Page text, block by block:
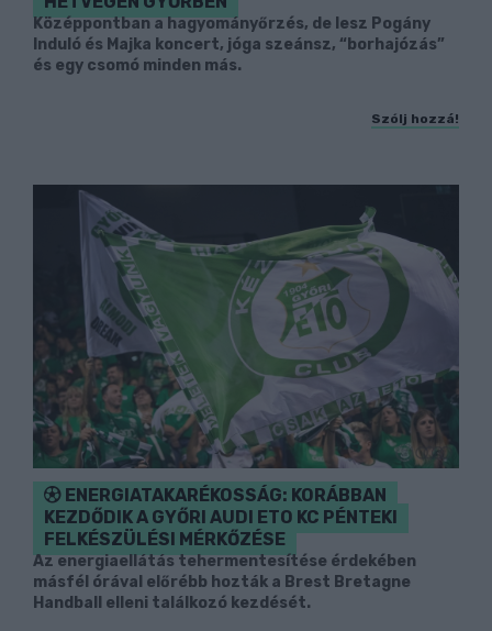
Középpontban a hagyományőrzés, de lesz Pogány
Induló és Majka koncert, jóga szeánsz, “borhajózás”
és egy csomó minden más.
Szólj hozzá!
ENERGIATAKARÉKOSSÁG: KORÁBBAN
KEZDŐDIK A GYŐRI AUDI ETO KC PÉNTEKI
FELKÉSZÜLÉSI MÉRKŐZÉSE
Az energiaellátás tehermentesítése érdekében
másfél órával előrébb hozták a Brest Bretagne
Handball elleni találkozó kezdését.